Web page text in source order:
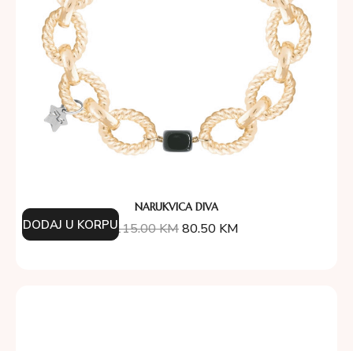
NARUKVICA DIVA
115.00KM80.50 KM
DODAJ U KORPU